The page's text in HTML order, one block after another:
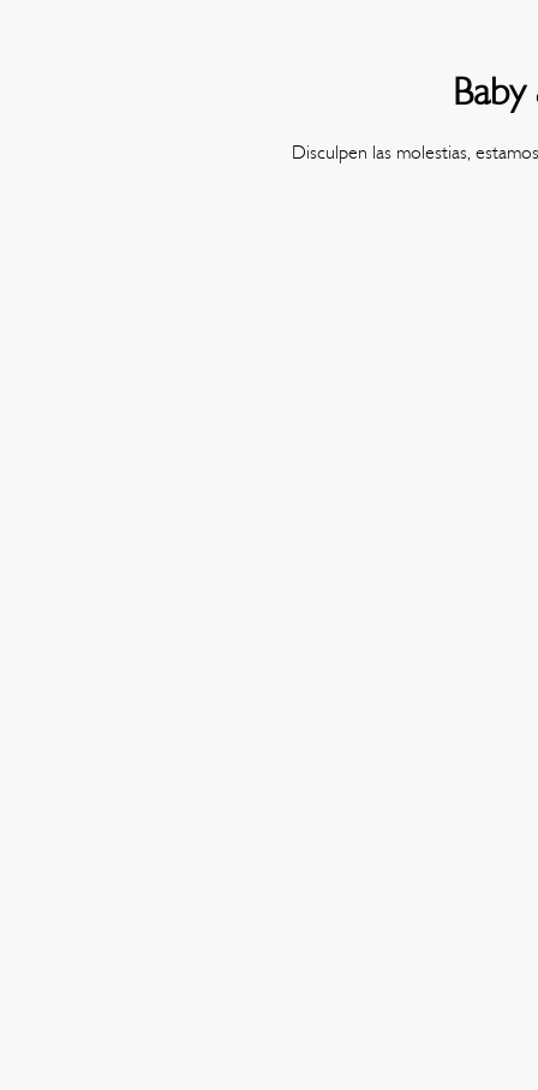
Disculpen las molestias,